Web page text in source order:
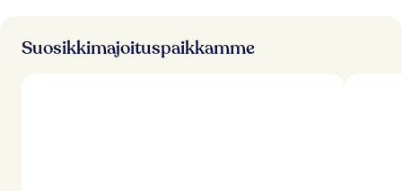
Suosikkimajoituspaikkamme